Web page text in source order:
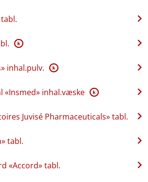
K
inhal.pulv. K
«Insmed» inhal.væske K
Juvisé Pharmaceuticals» tabl.
tabl.
«Accord» tabl.